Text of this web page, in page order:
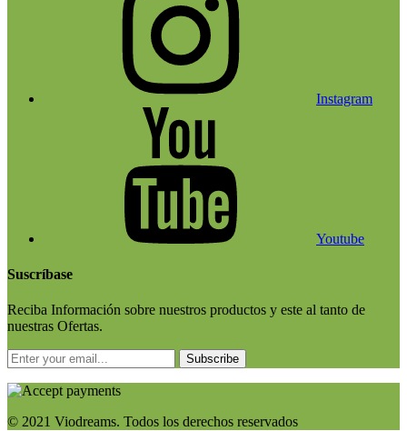
Instagram
Youtube
Suscríbase
Reciba Información sobre nuestros productos y este al tanto de
nuestras Ofertas.
Subscribe
© 2021 Viodreams. Todos los derechos reservados